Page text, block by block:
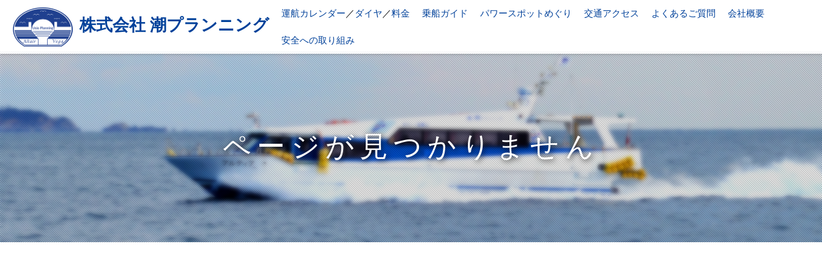
株式会社 潮プランニング
運航カレンダー ／ ダイヤ ／料金 乗船ガイド パワースポットめぐり 交通アクセス よくあるご質問 会社概要
安全への取り組み
ページが見つかりません